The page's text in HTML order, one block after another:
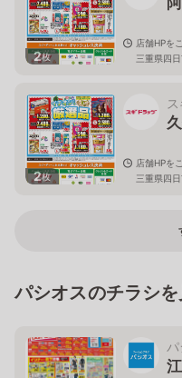
2枚
店舗HPを
三重県四
2枚
店舗HPを
三重県四
パシオスのチラシを
パ